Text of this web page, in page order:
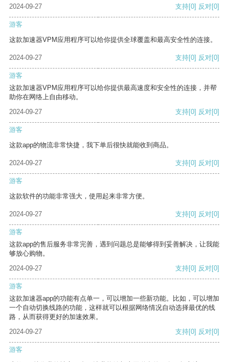
2024-09-27 支持[0] 反对[0]
游客
这款加速器VPM应用程序可以给你提供全球覆盖和最高安全性的连接。
2024-09-27 支持[0] 反对[0]
游客
这款加速器VPM应用程序可以给你提供最高速度和安全性的连接，并帮
助你在网络上自由移动。
2024-09-27
支持[0] 反对[0]
游客
这款app的物流非常快捷，我下单后很快就能收到商品。
2024-09-27 支持[0] 反对[0]
游客
这款软件的功能非常强大，使用起来非常方便。
2024-09-27 支持[0] 反对[0]
游客
这款app的售后服务非常完善，遇到问题总是能够得到妥善解决，让我能
够放心购物。
2024-09-27
支持[0] 反对[0]
游客
这款加速器app的功能有点单一，可以增加一些新功能。比如，可以增加
一个自动切换线路的功能，这样就可以根据网络情况自动选择最优的线
路，从而获得更好的加速效果。
2024-09-27
支持[0] 反对[0]
游客